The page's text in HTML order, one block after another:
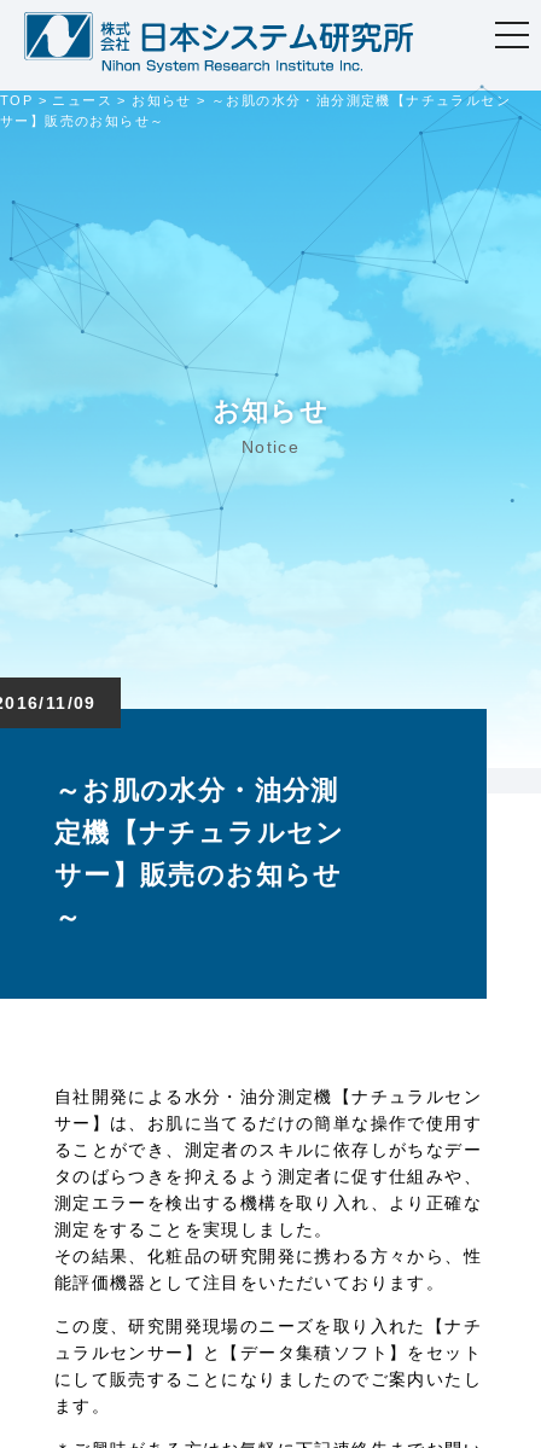
TOP > ニュース > お知らせ >
～お肌の水分・油分測定機【ナチュラルセン
サー】販売のお知らせ～
お知らせ
Notice
11/09
～お肌の水分・油分測
定機【ナチュラルセン
サー】販売のお知らせ
～
自社開発による水分・油分測定機【ナチュラルセン
サー】は、お肌に当てるだけの簡単な操作で使用す
ることができ、測定者のスキルに依存しがちなデー
タのばらつきを抑えるよう測定者に促す仕組みや、
測定エラーを検出する機構を取り入れ、より正確な
測定をすることを実現しました。
その結果、化粧品の研究開発に携わる方々から、性
能評価機器として注目をいただいております。
この度、研究開発現場のニーズを取り入れた【ナチ
ュラルセンサー】と【データ集積ソフト】をセット
にして販売することになりましたのでご案内いたし
ます。